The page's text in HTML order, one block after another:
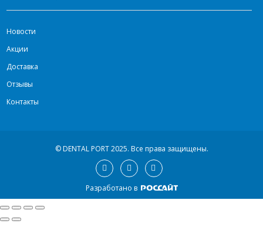
Новости
Акции
Доставка
Отзывы
Контакты
© DENTAL PORT 2025. Все права защищены.
Разработано в